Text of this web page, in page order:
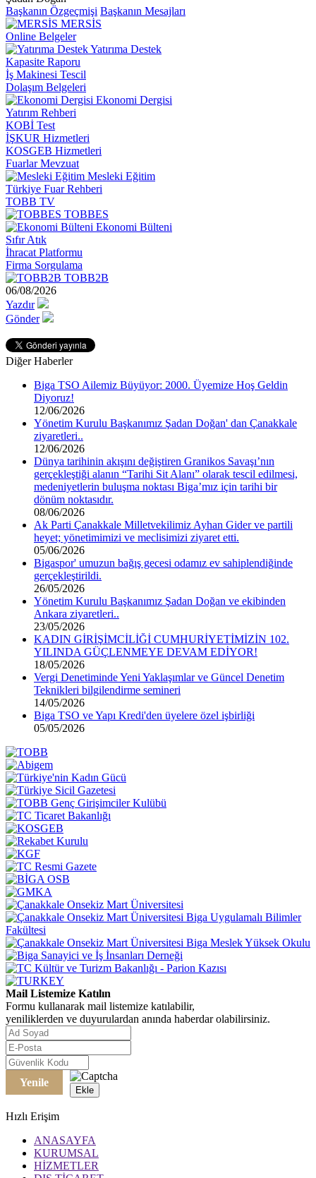
Başkanın Özgeçmişi Başkanın Mesajları
MERSİS
Online Belgeler
Yatırıma Destek
Kapasite Raporu
İş Makinesi Tescil
Dolaşım Belgeleri
Ekonomi Dergisi
Yatırım Rehberi
KOBİ Test
İŞKUR Hizmetleri
KOSGEB Hizmetleri
Fuarlar Mevzuat
Mesleki Eğitim
Türkiye Fuar Rehberi
TOBB TV
TOBBES
Ekonomi Bülteni
Sıfır Atık
İhracat Platformu
Firma Sorgulama
TOBB2B
06/08/2026
Yazdır
Gönder
Diğer Haberler
Biga TSO Ailemiz Büyüyor: 2000. Üyemize Hoş Geldin
Diyoruz!
12/06/2026
Yönetim Kurulu Başkanımız Şadan Doğan' dan Çanakkale
ziyaretleri..
12/06/2026
Dünya tarihinin akışını değiştiren Granikos Savaşı’nın
gerçekleştiği alanın “Tarihi Sit Alanı” olarak tescil edilmesi,
medeniyetlerin buluşma noktası Biga’mız için tarihi bir
dönüm noktasıdır.
08/06/2026
Ak Parti Çanakkale Milletvekilimiz Ayhan Gider ve partili
heyet; yönetimimizi ve meclisimizi ziyaret etti.
05/06/2026
Bigaspor' umuzun bağış gecesi odamız ev sahiplendiğinde
gerçekleştirildi.
26/05/2026
Yönetim Kurulu Başkanımız Şadan Doğan ve ekibinden
Ankara ziyaretleri..
23/05/2026
KADIN GİRİŞİMCİLİĞİ CUMHURİYETİMİZİN 102.
YILINDA GÜÇLENMEYE DEVAM EDİYOR!
18/05/2026
Vergi Denetiminde Yeni Yaklaşımlar ve Güncel Denetim
Teknikleri bilgilendirme semineri
14/05/2026
Biga TSO ve Yapı Kredi'den üyelere özel işbirliği
05/05/2026
Mail Listemize Katılın
Formu kullanarak mail listemize katılabilir,
yeniliklerden ve duyurulardan anında haberdar olabilirsiniz.
Yenile
Ekle
Hızlı Erişim
ANASAYFA
KURUMSAL
HİZMETLER